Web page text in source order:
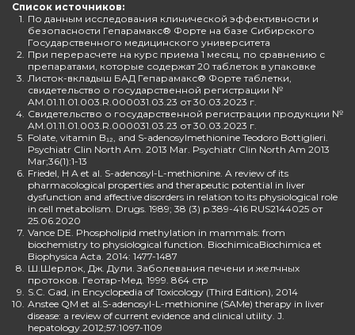
Список источников:
1. По данным исследования клинической эффективности и
безопасности Гепарамакс® Форте на базе Сибирского
Государственного медицинского университета
2. При перерасчете на курс приема 1 месяц, по сравнению с
препаратами, которые содержат 20 таблеток в упаковке
3. Листок-вкладыш БАД Гепарамакс® Форте таблетки,
свидетельство о государственной регистрации №
AM.01.11.01.003.R.000031.03.23 от 30.03.2023 г.
4. Свидетельство о государственной регистрации продукции №
AM.01.11.01.003.R.000031.03.23 от 30.03.2023 г.
5. Folate, vitamin B₁₂, and S-adenosylmethionine Teodoro Bottiglieri.
Psychiatr Clin North Am. 2013 Mar. Psychiatr Clin North Am 2013
Mar;36(1):1-13
6. Friedel, H A et al. S-adenosyl-L-methionine. A review of its
pharmacological properties and therapeutic potential in liver
dysfunction and affective disorders in relation to its physiological role
in cell metabolism. Drugs. 1989; 38 (3) p.389-416 RUS2144025 от
25.06.2020
7. Vance DE. Phospholipid methylation in mammals: from
biochemistry to physiological function. BiochimicaBiochimica et
Biophysica Acta. 2014: 1477-1487
8. Ш.Шерлок, Дж. Дули. Заболевания печени и желчных
протоков. Геотар-Мед. 1999. 864 стр
9. S.C. Gad, in Encyclopedia of Toxicology (Third Edition), 2014
10. Anstee QM et al.S-adenosyl-L-methionine (SAMe) therapy in liver
disease: a review of current evidence and clinical utility. J.
hepatology.2012;57:1097-1109